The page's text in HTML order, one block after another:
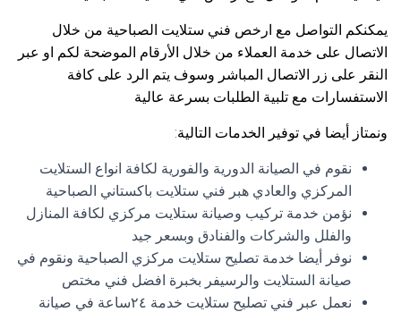
يمكنكم التواصل مع ارخص فني ستلايت الصباحية من خلال
الاتصال على خدمة العملاء من خلال الأرقام الموضحة لكم او عبر
النقر على زر الاتصال المباشر وسوف يتم الرد على كافة
الاستفسارات مع تلبية الطلبات بسرعة عالية
ونمتاز أيضا في توفير الخدمات التالية:
نقوم في الصيانة الدورية والفورية لكافة انواع الستلايت
المركزي والعادي هبر فني ستلايت باكستاني الصباحية
نؤمن خدمة تركيب وصيانة ستلايت مركزي لكافة المنازل
والفلل والشركات والفنادق وبسعر جيد
نوفر أيضا خدمة تصليح ستلايت مركزي الصباحية ونقوم في
صيانة الستلايت والرسيفر بخبرة افضل فني مختص
نعمل عبر فني تصليح ستلايت خدمة ٢٤ساعة في صيانة